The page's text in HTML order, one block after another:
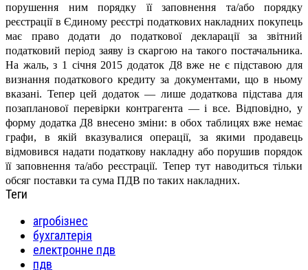
порушення ним порядку її заповнення та/або порядку
реєстрації в Єдиному реєстрі податкових накладних покупець
має право додати до податкової декларації за звітний
податковий період заяву із скаргою на такого постачальника.
На жаль, з 1 січня 2015 додаток Д8 вже не є підставою для
визнання податкового кредиту за документами, що в ньому
вказані. Тепер цей додаток — лише додаткова підстава для
позапланової перевірки контрагента — і все. Відповідно, у
форму додатка Д8 внесено зміни: в обох таблицях вже немає
графи, в якій вказувалися операції, за якими продавець
відмовився надати податкову накладну або порушив порядок
її заповнення та/або реєстрації. Тепер тут наводиться тільки
обсяг поставки та сума ПДВ по таких накладних.
Теги
агробізнес
бухгалтерія
електронне пдв
пдв